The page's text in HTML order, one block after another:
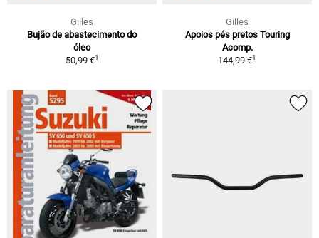
Gilles
Bujão de abastecimento do
óleo
50,99 €1
Gilles
Apoios pés pretos Touring
Acomp.
144,99 €1